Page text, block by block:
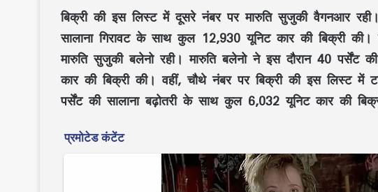
बिक्री की इस लिस्ट में दूसरे नंबर पर मारुति सुजुकी वैगनआर
सालाना गिरावट के साथ कुल 12,930 यूनिट कार की बिक्री
मारुति सुजुकी बलेनो रही। मारुति बलेनो ने इस दौरान 40 पर्सेंट
कार की बिक्री की। वहीं, चौथे नंबर पर बिक्री की इस लिस्ट में
पर्सेंट की सालाना बढ़ोतरी के साथ कुल 6,032 यूनिट कार की